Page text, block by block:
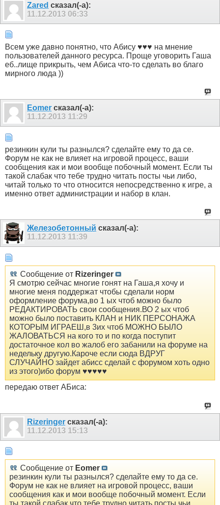
Zared сказал(-а):
11.12.2013 06:33
Всем уже давно понятно, что Абису ♥♥♥ на мнение
пользователей данного ресурса. Проще уговорить Гаша
еб..лище прикрыть, чем Абиса что-то сделать во благо
мирного люда ))
Eomer сказал(-а):
11.12.2013 11:29
резинкин кули ты разнылся? сделайте ему то да се.
Форум не как не влияет на игровой процесс, ваши
сообщения как и мои вообще побочный момент. Если ты
такой слабак что тебе трудно читать посты чьи либо,
читай только то что относится непосредственно к игре, а
именно ответ администрации и набор в клан.
Железобетонный сказал(-а):
11.12.2013 11:39
Сообщение от Rizeringer
Я смотрю сейчас многие гонят на Гаша,я хочу и
многие меня поддержат чтобы сделали норм
оформление форума,во 1 ых чтоб можно было
РЕДАКТИРОВАТЬ свои сообщения.ВО 2 ых чтоб
можно было поставить КЛАН и НИК ПЕРСОНАЖА
КОТОРЫМ ИГРАЕШ,в 3их чтоб МОЖНО БЫЛО
ЖАЛОВАТЬСЯ на кого то и по когда поступит
достаточное кол во жалоб его забанили на форуме на
недельку другую.Кароче если сюда ВДРУГ
СЛУЧАЙНО зайдет абисс сделай с форумом хоть одно
из этого)ибо форум ♥♥♥♥♥
передаю ответ АБиса:
Rizeringer сказал(-а):
11.12.2013 15:13
Сообщение от Eomer
резинкин кули ты разнылся? сделайте ему то да се.
Форум не как не влияет на игровой процесс, ваши
сообщения как и мои вообще побочный момент. Если
ты такой слабак что тебе трудно читать посты чьи